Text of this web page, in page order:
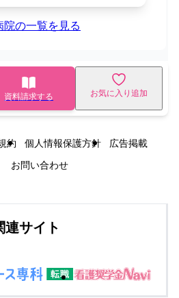
院の一覧を見る
資料請求する お気に入り追加
約 個人情報保護方針
広告掲載
お問い合わせ
連サイト